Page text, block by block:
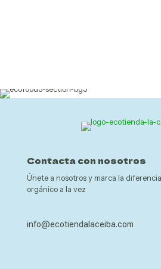
Contacta con nosotros
Únete a nosotros y marca la
orgánico a la vez
info@ecotiendalaceiba.com